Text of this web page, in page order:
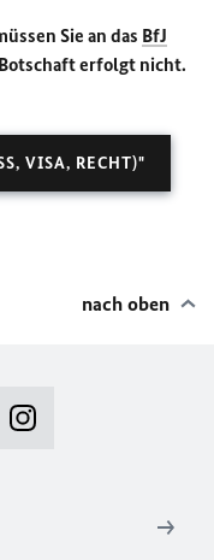
Sie an das BfJ
erfolgt nicht.
VISA, RECHT)"
nach oben